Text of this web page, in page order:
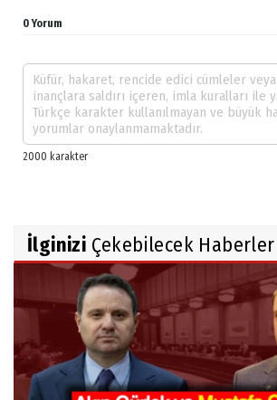
0 Yorum
İlginizi Çekebilecek Haberler